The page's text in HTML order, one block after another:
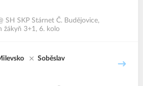
SH SKP Stárnet Č. Budějovice,
žákyň 3+1, 6. kolo
Soběslav